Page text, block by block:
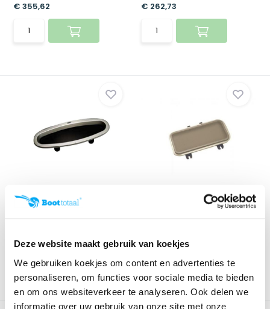
Deze website maakt gebruik van koekjes
We gebruiken koekjes om content en advertenties te
personaliseren, om functies voor sociale media te bieden
en om ons websiteverkeer te analyseren. Ook delen we
informatie over uw gebruik van onze site met onze
€ 355,62
€ 262,73
Gebo patrijspoort met
kogelronde uiteind...
Klik voor voorraad info
Gebo hor tbv patrijspoort
Klik voor voorraad info